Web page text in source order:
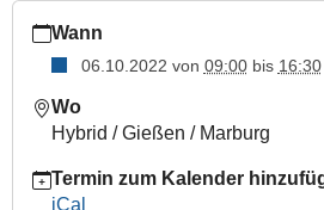
giessen.de/de/studium/lehre/
01/teachingfuturesday
NIDIT
Teaching
Futures
Wann
06.10.2022 von 09:00bis 16:30
Wo
Hybrid / Gießen / Marburg
Termin zum Kalender
iCal